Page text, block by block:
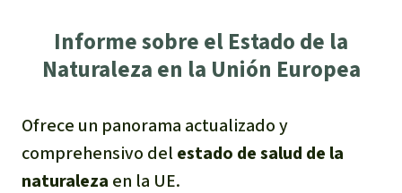
Informe sobre el Estado de la
Naturaleza en la Unión Europea
Ofrece un panorama actualizado y
comprehensivo del estado de salud de la
naturaleza en la UE.